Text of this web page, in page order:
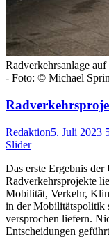
Radverkehrsanlage
- Foto: © Michael
Redaktion5. Juli 2023
Slider
Das erste Ergebnis
Radverkehrsprojekte
Mobilität, Verkehr,
in der Mobilitätspolitik
versprochen liefern.
Entscheidungen